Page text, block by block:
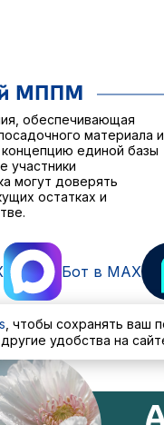
обеспечивающая
материала и
единой базы
участники
могут доверять
остатках и
Бот в MAX
Политика
, чтобы сохранять ваш
удобства на